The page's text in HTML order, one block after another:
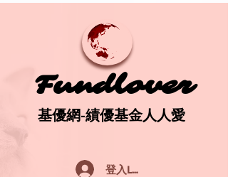
Fundlover
Fundlover
基優網-績優基金人人愛
基優網-績優基金人人愛
登入Log In